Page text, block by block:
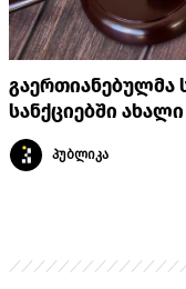
გაერთიანებულმა
სანქციებში
პუბლიკა